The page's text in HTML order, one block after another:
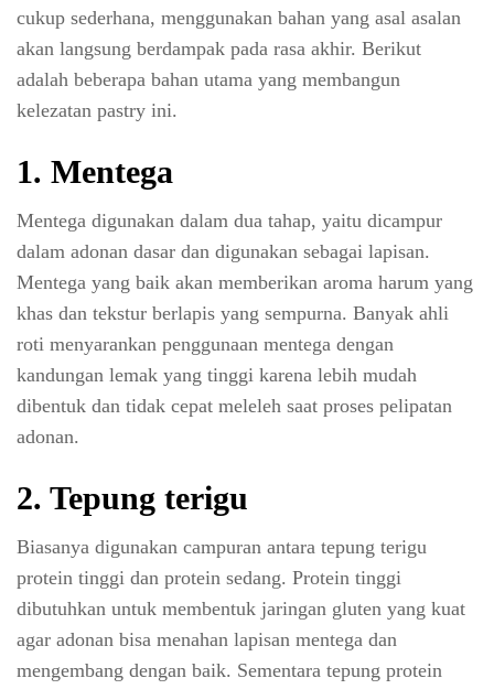
cukup sederhana, menggunakan bahan yang asal asalan
akan langsung berdampak pada rasa akhir. Berikut
adalah beberapa bahan utama yang membangun
kelezatan pastry ini.
1. Mentega
Mentega digunakan dalam dua tahap, yaitu dicampur
dalam adonan dasar dan digunakan sebagai lapisan.
Mentega yang baik akan memberikan aroma harum yang
khas dan tekstur berlapis yang sempurna. Banyak ahli
roti menyarankan penggunaan mentega dengan
kandungan lemak yang tinggi karena lebih mudah
dibentuk dan tidak cepat meleleh saat proses pelipatan
adonan.
2. Tepung terigu
Biasanya digunakan campuran antara tepung terigu
protein tinggi dan protein sedang. Protein tinggi
dibutuhkan untuk membentuk jaringan gluten yang kuat
agar adonan bisa menahan lapisan mentega dan
mengembang dengan baik. Sementara tepung protein